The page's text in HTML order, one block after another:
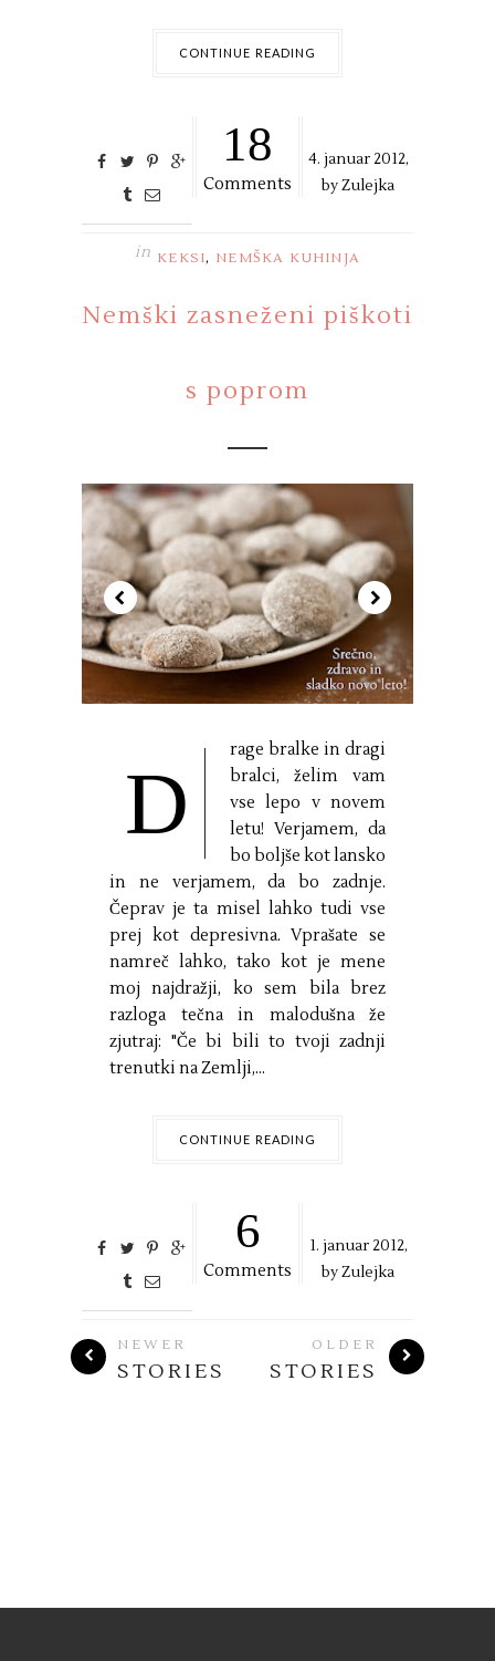
CONTINUE READING
18
Comments
4. januar 2012,
byZulejka
in KEKSI, NEMŠKA KUHINJA
Nemški zasneženi piškoti
s poprom
D
rage bralke in dragi
bralci, želim vam
vse lepo v novem
letu! Verjamem, da
bo boljše kot lansko
in ne verjamem, da bo zadnje.
Čeprav je ta misel lahko tudi vse
prej kot depresivna. Vprašate se
namreč lahko, tako kot je mene
moj najdražji, ko sem bila brez
razloga tečna in malodušna že
zjutraj: "Če bi bili to tvoji zadnji
trenutki na Zemlji,...
CONTINUE READING
6
Comments
1. januar 2012,
byZulejka
NEWER
STORIES
OLDER
STORIES